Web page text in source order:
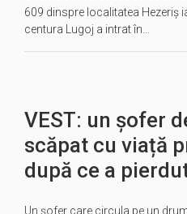
609 dinspre localitatea Hezeriș
centura Lugoj a intrat în…
VEST: un șofer
scăpat cu viață
după ce a
Un şofer care circula pe un